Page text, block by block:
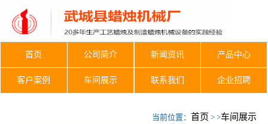
首页 公司简介 新闻资讯 产品中心
客户案例 车间展示 联系我们 企业招聘
当前位置： 首页 > >车间展示